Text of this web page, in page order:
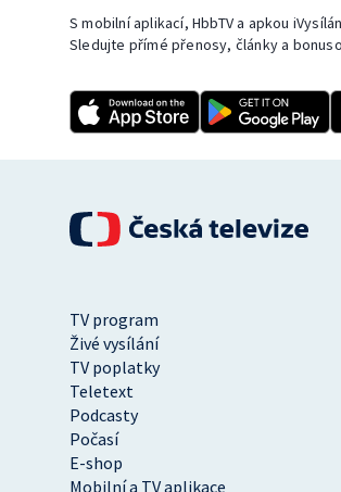
S mobilní aplikací, HbbTV a apkou
Sledujte přímé přenosy, články a
TV program
Živé vysílání
TV poplatky
Teletext
Podcasty
Počasí
E-shop
Mobilní a TV aplikace